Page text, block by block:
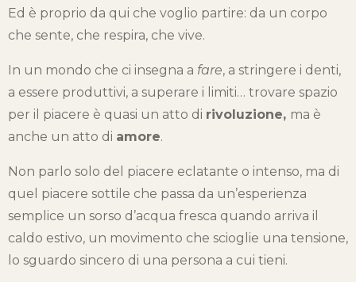
Ed è proprio da qui che voglio partire: da un corpo
che sente, che respira, che vive.
In un mondo che ci insegna a fare, a stringere i denti,
a essere produttivi, a superare i limiti… trovare spazio
per il piacere è quasi un atto di rivoluzione, ma è
anche un atto di amore.
Non parlo solo del piacere eclatante o intenso, ma di
quel piacere sottile che passa da un’esperienza
semplice un sorso d’acqua fresca quando arriva il
caldo estivo, un movimento che scioglie una tensione,
lo sguardo sincero di una persona a cui tieni.